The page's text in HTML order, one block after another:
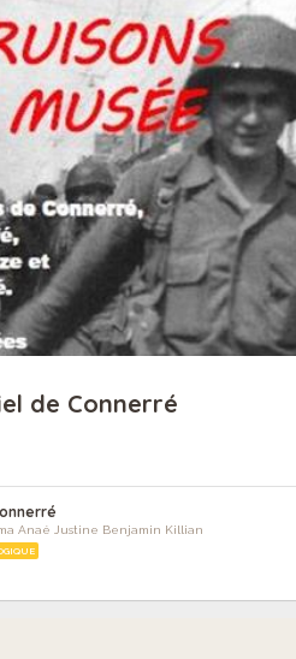
de Connerré
Anaé Justine Benjamin Killian